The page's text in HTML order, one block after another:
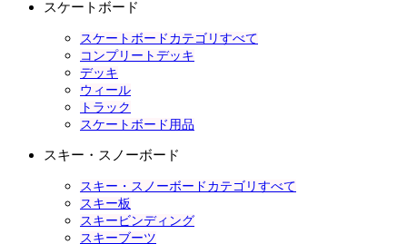
スケートボード
スケートボードカテゴリすべて
コンプリートデッキ
デッキ
ウィール
トラック
スケートボード用品
スキー・スノーボード
スキー・スノーボードカテゴリすべて
スキー板
スキービンディング
スキーブーツ